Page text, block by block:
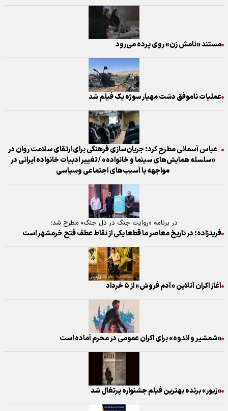
مستند «نامش زن» روی پرده می‌رود
عملیات ناموفق دشت مهیار سوژه یک فیلم شد
عباس آسمانی مطرح کرد: جریان‌سازی فرهنگی برای ارتقای سلامت روان در
«سلسله همایش‌های سینما و خانواده» / تغییر ادبیات خانواده ایرانی در
مواجهه با آسیب‌های اجتماعی وسیاسی
در برنامه «روایت جنگ در دل جنگ» مطرح شد؛
فریدزاده: در تاریخ معاصر ما قطعا یکی از نقاط عطف فتح خرمشهر است
آغاز اکران آنلاین «آدم فروش» از ۵ خرداد
«شمشیر و اندوه» برای اکران عمومی در محرم آماده است
«زیور» برنده بهترین فیلم جشنواره پرتغال شد